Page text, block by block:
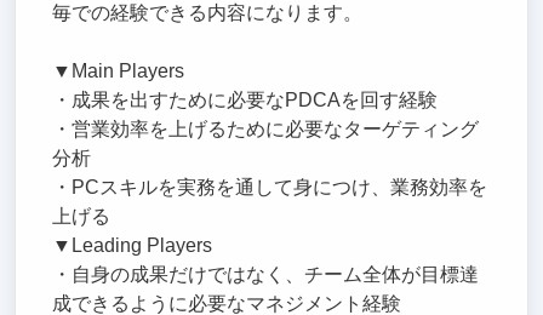
毎での経験できる内容になります。
▼Main Players
・成果を出すために必要なPDCAを回す経験
・営業効率を上げるために必要なターゲティング
分析
・PCスキルを実務を通して身につけ、業務効率を
上げる
▼Leading Players
・自身の成果だけではなく、チーム全体が目標達
成できるように必要なマネジメント経験